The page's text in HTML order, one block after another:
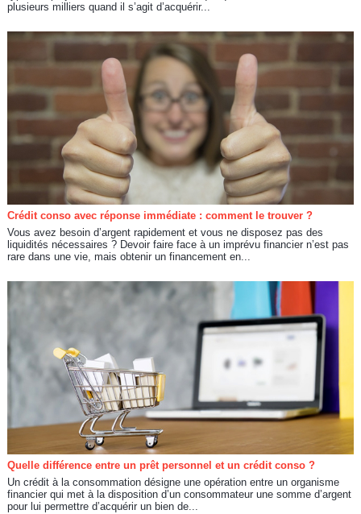
plusieurs milliers quand il s’agit d’acquérir...
Crédit conso avec réponse immédiate : comment le trouver ?
Vous avez besoin d’argent rapidement et vous ne disposez pas des
liquidités nécessaires ? Devoir faire face à un imprévu financier n’est pas
rare dans une vie, mais obtenir un financement en...
Quelle différence entre un prêt personnel et un crédit conso ?
Un crédit à la consommation désigne une opération entre un organisme
financier qui met à la disposition d’un consommateur une somme d’argent
pour lui permettre d’acquérir un bien de...